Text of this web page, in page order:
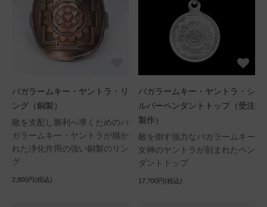
バガラームキー・ヤントラ・リ
ング（銅製）
敵を支配し勝利へ導くためのバ
ガラームキー・ヤントラが描か
れた浄化作用の強い銅製のリン
グ
2,900円(税込)
バガラームキー・ヤントラ・シ
ルバーペンダントトップ（受注
製作）
敵を倒す強力なバガラームキー
女神のヤントラが刻まれたペン
ダントトップ
17,700円(税込)